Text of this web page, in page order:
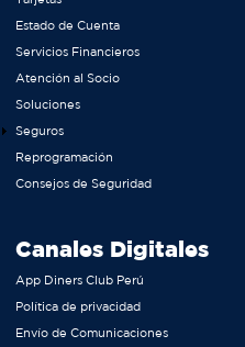
Estado de Cuenta
Servicios Financieros
Atención al Socio
Soluciones
Seguros
Reprogramación
Consejos de Seguridad
Canales Digitales
App Diners Club Perú
Política de privacidad
Envío de Comunicaciones